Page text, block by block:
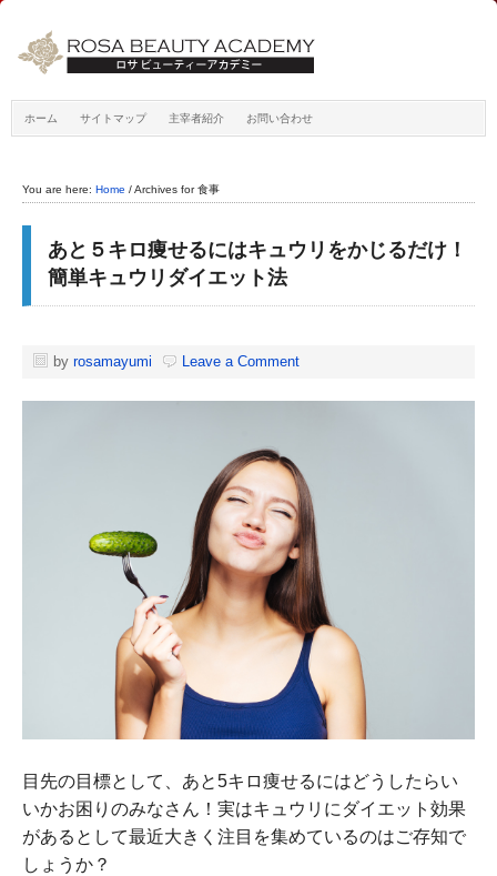
ホーム サイトマップ 主宰者紹介 お問い合わせ
You are here: Home /Archives for 食事
あと５キロ痩せるにはキュウリをかじるだけ！
簡単キュウリダイエット法
by rosamayumi Leave a Comment
目先の目標として、あと5キロ痩せるにはどうしたらい
いかお困りのみなさん！実はキュウリにダイエット効果
があるとして最近大きく注目を集めているのはご存知で
しょうか？